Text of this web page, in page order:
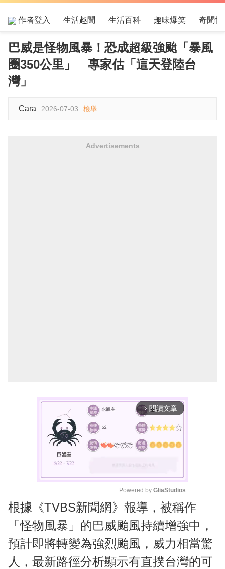
作者登入 生活趣聞 生活百科 趣味爆笑 奇聞怪
巴威是怪物風暴！恐成超級強颱「暴風
圈350公里」 專家估「這天登陸台
灣」
Cara 2026-07-03 檢舉
Advertisements
arrow_forward_ios 閱讀文章
M
u
t
e
Powered by GliaStudios
根據《TVBS新聞網》報導，被稱作
「怪物風暴」的巴威颱風持續增強中，
預計即將轉變為強烈颱風，威力相當驚
人，最新路徑分析顯示有直撲台灣的可